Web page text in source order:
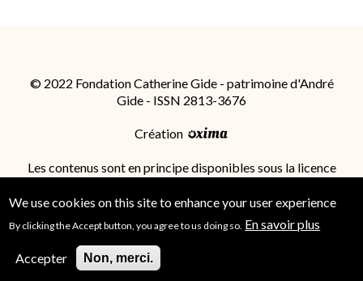
© 2022 Fondation Catherine Gide - patrimoine d'André
Gide - ISSN 2813-3676
Création
Les contenus sont en principe disponibles sous la licence
International (CC BY-SA 4.0); des conditions
supplémentaires peuvent s'appliquer.
We use cookies on this site to enhance your user experience
By clicking the Accept button, you agree to us doing so. En savoir plus
Accepter Non, merci.